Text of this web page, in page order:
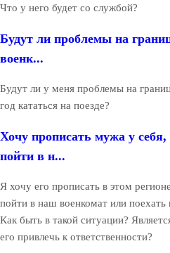
Что у него будет со службой?
Будут ли проблемы на
военк...
Будут ли у меня проблемы на
год кататься на поезде?
Хочу прописать мужа у себя,
пойти в н...
Я хочу его прописать в этом
пойти в наш военкомат или
Как быть в такой ситуации?
его привлечь к ответственности?